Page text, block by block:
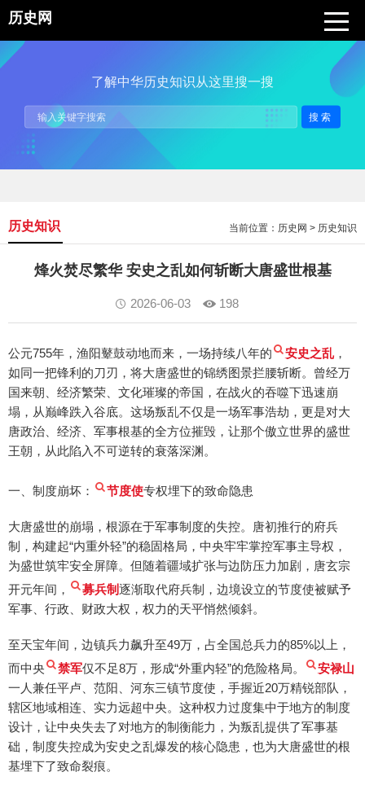
历史网
了解中华历史知识从这里搜一搜
搜索
当前位置： 历史网 > 历史知识
历史知识
烽火焚尽繁华 安史之乱如何斩断大唐盛世根基
2026-06-03 198
公元755年，渔阳鼙鼓动地而来，一场持续八年的 安史之乱 ，
如同一把锋利的刀刃，将大唐盛世的锦绣图景拦腰斩断。曾经万
国来朝、经济繁荣、文化璀璨的帝国，在战火的吞噬下迅速崩
塌，从巅峰跌入谷底。这场叛乱不仅是一场军事浩劫，更是对大
唐政治、经济、军事根基的全方位摧毁，让那个傲立世界的盛世
王朝，从此陷入不可逆转的衰落深渊。
一、制度崩坏： 节度使专权埋下的致命隐患
大唐盛世的崩塌，根源在于军事制度的失控。唐初推行的府兵
制，构建起“内重外轻”的稳固格局，中央牢牢掌控军事主导权，
为盛世筑牢安全屏障。但随着疆域扩张与边防压力加剧，唐玄宗
开元年间，
募兵制逐渐取代府兵制，边境设立的节度使被赋予
军事、行政、财政大权，权力的天平悄然倾斜。
至天宝年间，边镇兵力飙升至49万，占全国总兵力的85%以上，
而中央
禁军仅不足8万，形成“外重内轻”的危险格局。
安禄山
一人兼任平卢、范阳、河东三镇节度使，手握近20万精锐部队，
辖区地域相连、实力远超中央。这种权力过度集中于地方的制度
设计，让中央失去了对地方的制衡能力，为叛乱提供了军事基
础，制度失控成为安史之乱爆发的核心隐患，也为大唐盛世的根
基埋下了致命裂痕。